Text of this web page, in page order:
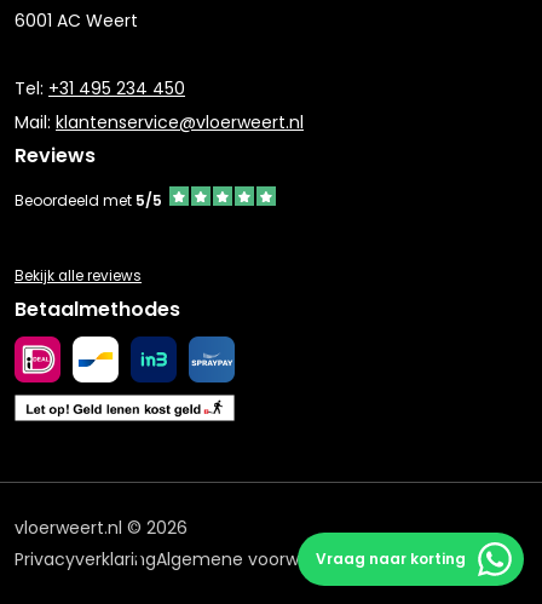
Vraag naar korting
6001 AC Weert
Tel: +31 495 234 450
Mail: klantenservice@vloerweert.nl
Reviews
Beoordeeld met 5/5
Bekijk alle reviews
Betaalmethodes
vloerweert.nl © 2026
PrivacyverklaringAlgemene voorwaarden